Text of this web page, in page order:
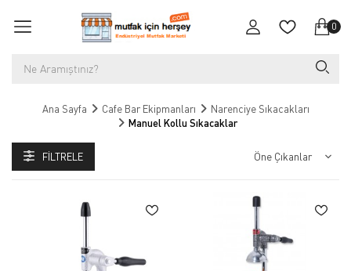
0
Ana Sayfa Cafe Bar Ekipmanları
Narenciye Sıkacakları
Manuel Kollu Sıkacaklar
FILTRELE